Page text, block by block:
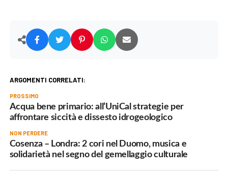
ARGOMENTI CORRELATI:
PROSSIMO
Acqua bene primario: all’UniCal strategie per
affrontare siccità e dissesto idrogeologico
NON PERDERE
Cosenza – Londra: 2 cori nel Duomo, musica e
solidarietà nel segno del gemellaggio culturale